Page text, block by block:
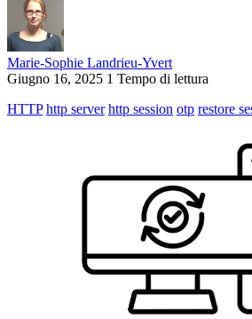
Marie-Sophie Landrieu-Yvert
Giugno 16, 2025 1 Tempo di lettura
HTTP http server http session otp restore